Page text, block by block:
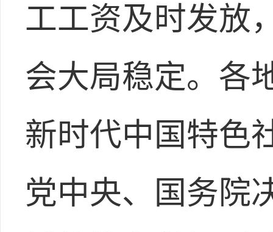
工工资及时发放
会大局稳定。各
新时代中国特色
党中央、国务院